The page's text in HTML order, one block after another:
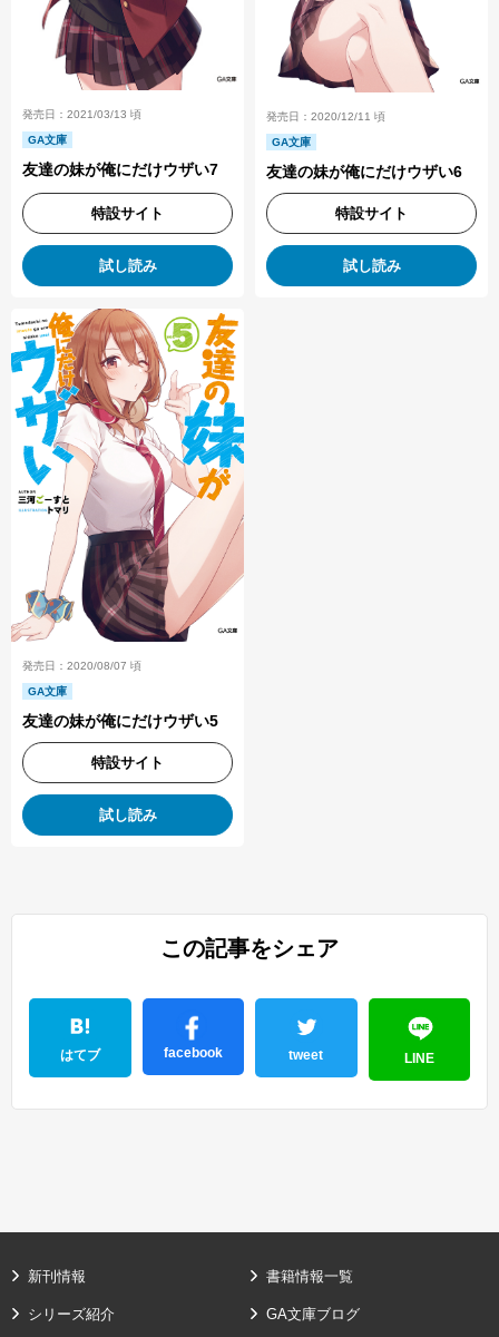
発売日：2021/03/13 頃
GA文庫
友達の妹が俺にだけウザい7
特設サイト
試し読み
発売日：2020/12/11 頃
GA文庫
友達の妹が俺にだけウザい6
特設サイト
試し読み
発売日：2020/08/07 頃
GA文庫
友達の妹が俺にだけウザい5
特設サイト
試し読み
この記事をシェア
はてブ facebook tweet LINE
新刊情報 書籍情報一覧
シリーズ紹介 GA文庫ブログ